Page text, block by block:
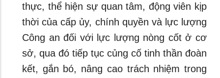
thực, thể hiện sự quan tâm, động viên kịp
thời của cấp ủy, chính quyền và lực lượng
Công an đối với lực lượng nòng cốt ở cơ
sở, qua đó tiếp tục củng cố tinh thần đoàn
kết, gắn bó, nâng cao trách nhiệm trong